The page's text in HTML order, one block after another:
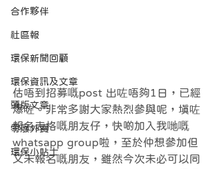
合作夥伴
社區報
環保新聞回顧
環保資訊及文章
頭版文章
零廢外賣
環保小貼士
估唔到招募嘅post 出咗唔夠1日，已經
爆咗。非常多謝大家熱烈參與呢，填咗
報名表格嘅朋友仔，快啲加入我哋嘅
whatsapp group啦，至於仲想參加但
又未報名嘅朋友，雖然今次未必可以同